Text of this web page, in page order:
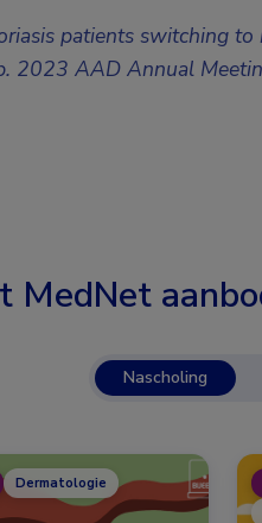
patients switching to
. 2023 AAD Annual
MedNet
Nascholing
Dermatologie